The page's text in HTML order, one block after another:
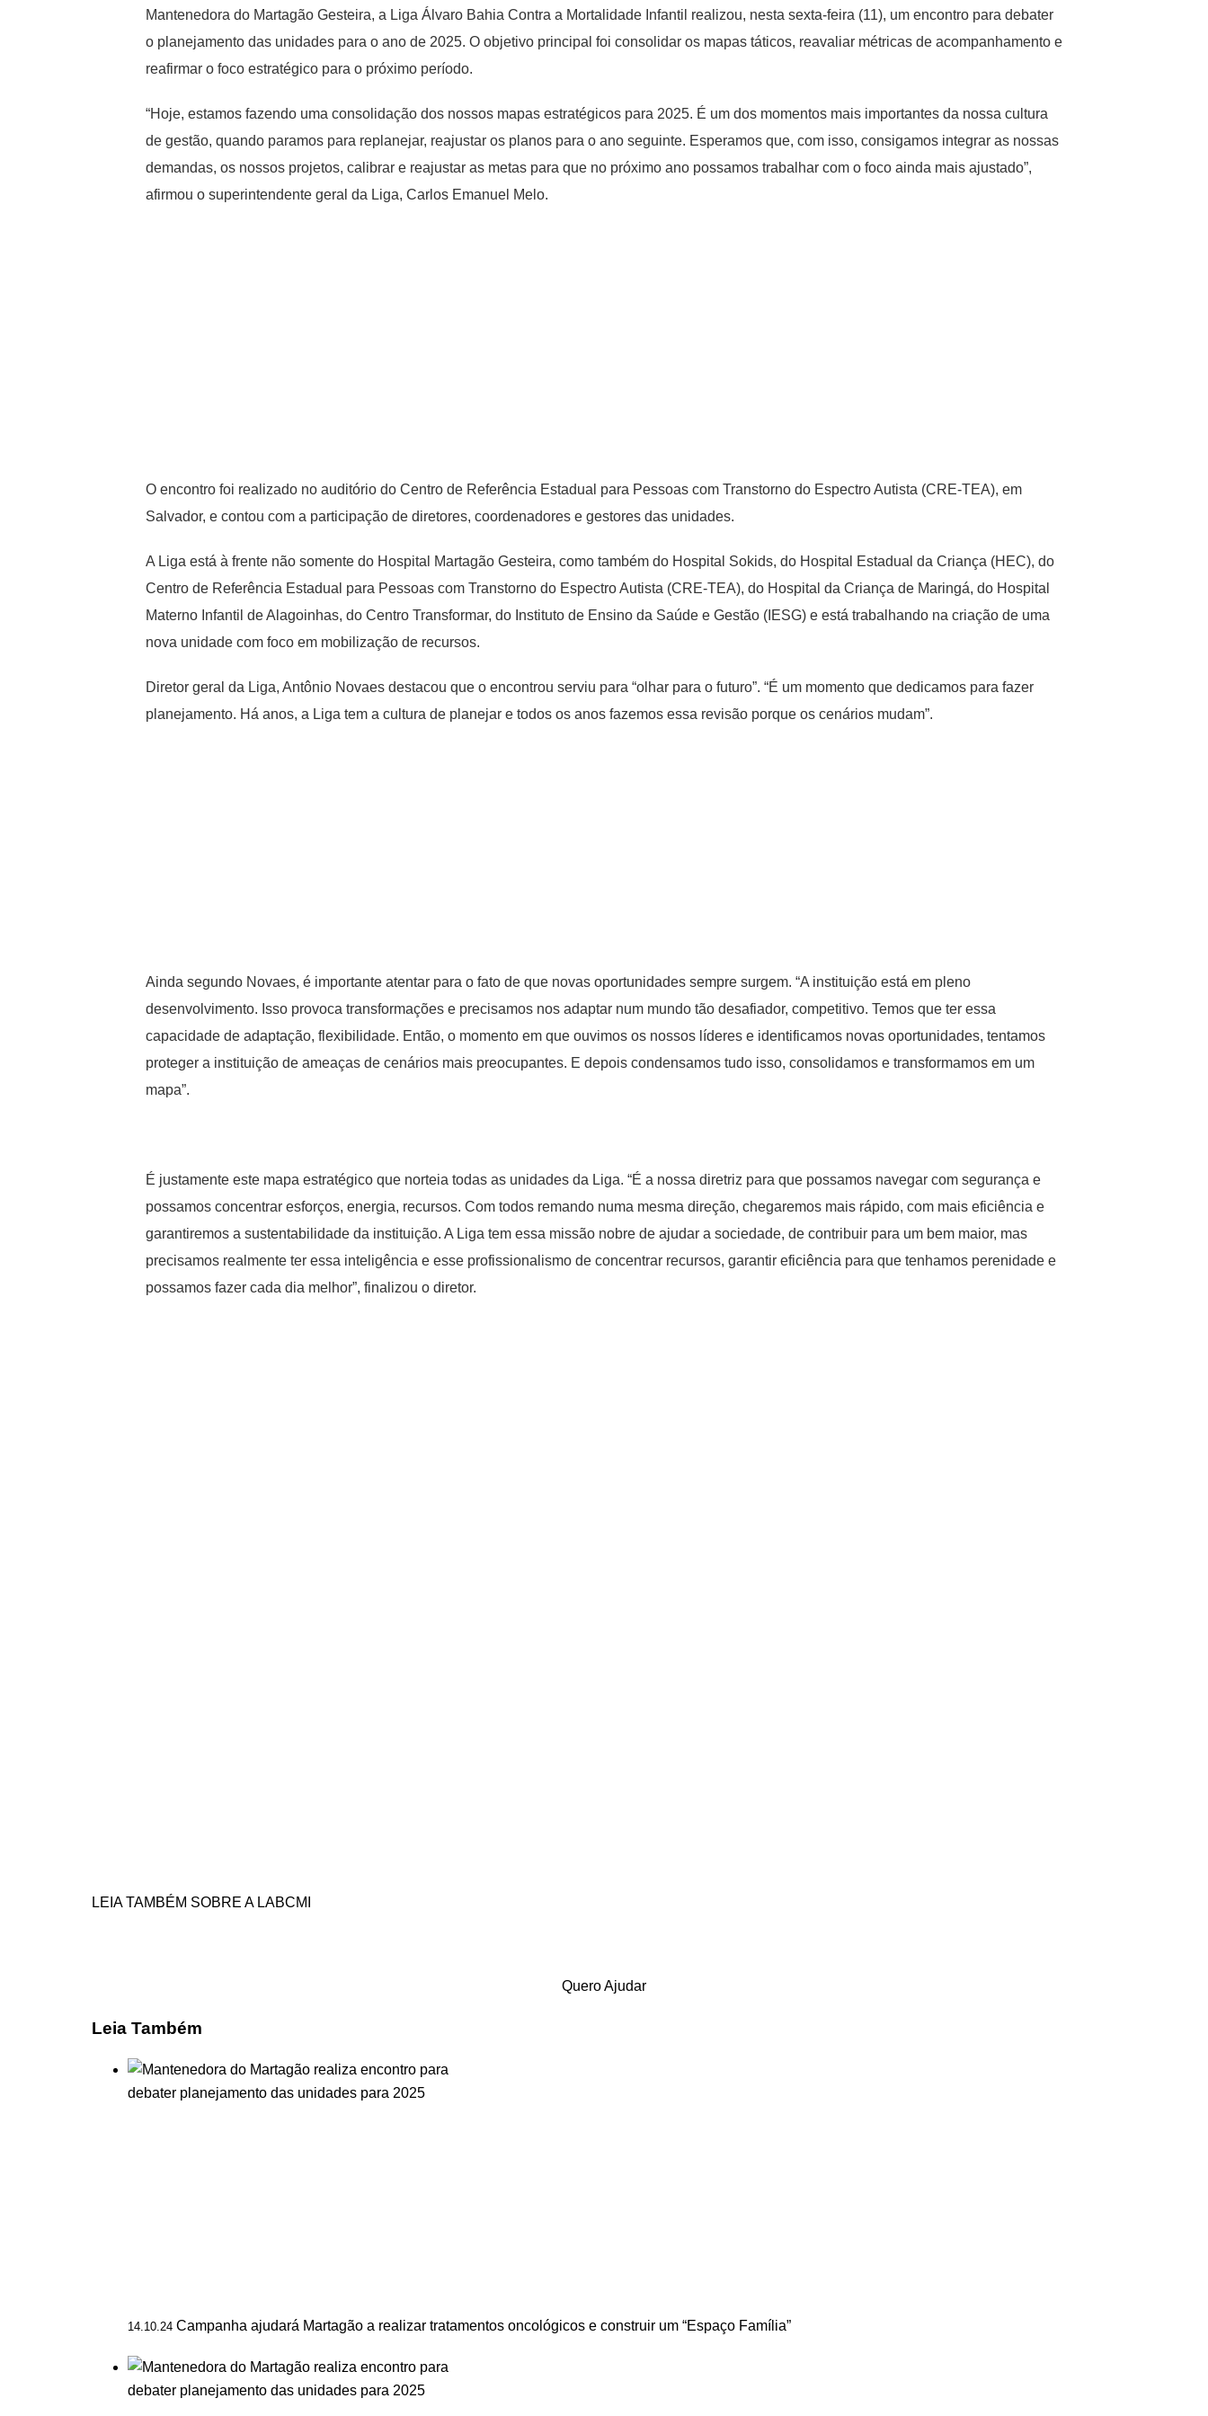
Mantenedora do Martagão Gesteira, a Liga Álvaro Bahia Contra a Mortalidade Infantil realizou, nesta sexta-feira (11), um encontro para debater
o planejamento das unidades para o ano de 2025. O objetivo principal foi consolidar os mapas táticos, reavaliar métricas de acompanhamento e
reafirmar o foco estratégico para o próximo período.
“Hoje, estamos fazendo uma consolidação dos nossos mapas estratégicos para 2025. É um dos momentos mais importantes da nossa cultura
de gestão, quando paramos para replanejar, reajustar os planos para o ano seguinte. Esperamos que, com isso, consigamos integrar as nossas
demandas, os nossos projetos, calibrar e reajustar as metas para que no próximo ano possamos trabalhar com o foco ainda mais ajustado”,
afirmou o superintendente geral da Liga, Carlos Emanuel Melo.
O encontro foi realizado no auditório do Centro de Referência Estadual para Pessoas com Transtorno do Espectro Autista (CRE-TEA), em
Salvador, e contou com a participação de diretores, coordenadores e gestores das unidades.
A Liga está à frente não somente do Hospital Martagão Gesteira, como também do Hospital Sokids, do Hospital Estadual da Criança (HEC), do
Centro de Referência Estadual para Pessoas com Transtorno do Espectro Autista (CRE-TEA), do Hospital da Criança de Maringá, do Hospital
Materno Infantil de Alagoinhas, do Centro Transformar, do Instituto de Ensino da Saúde e Gestão (IESG) e está trabalhando na criação de uma
nova unidade com foco em mobilização de recursos.
Diretor geral da Liga, Antônio Novaes destacou que o encontrou serviu para “olhar para o futuro”. “É um momento que dedicamos para fazer
planejamento. Há anos, a Liga tem a cultura de planejar e todos os anos fazemos essa revisão porque os cenários mudam”.
Ainda segundo Novaes, é importante atentar para o fato de que novas oportunidades sempre surgem. “A instituição está em pleno
desenvolvimento. Isso provoca transformações e precisamos nos adaptar num mundo tão desafiador, competitivo. Temos que ter essa
capacidade de adaptação, flexibilidade. Então, o momento em que ouvimos os nossos líderes e identificamos novas oportunidades, tentamos
proteger a instituição de ameaças de cenários mais preocupantes. E depois condensamos tudo isso, consolidamos e transformamos em um
mapa”.
É justamente este mapa estratégico que norteia todas as unidades da Liga. “É a nossa diretriz para que possamos navegar com segurança e
possamos concentrar esforços, energia, recursos. Com todos remando numa mesma direção, chegaremos mais rápido, com mais eficiência e
garantiremos a sustentabilidade da instituição. A Liga tem essa missão nobre de ajudar a sociedade, de contribuir para um bem maior, mas
precisamos realmente ter essa inteligência e esse profissionalismo de concentrar recursos, garantir eficiência para que tenhamos perenidade e
possamos fazer cada dia melhor”, finalizou o diretor.
LEIA TAMBÉM SOBRE A LABCMI
Quero Ajudar
Leia Também
14.10.24 Campanha ajudará Martagão a realizar tratamentos oncológicos e construir um “Espaço Família”